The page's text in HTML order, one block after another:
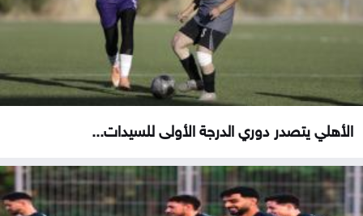
الأهلي يتصدر دوري الدرجة الأولى للسيدات...